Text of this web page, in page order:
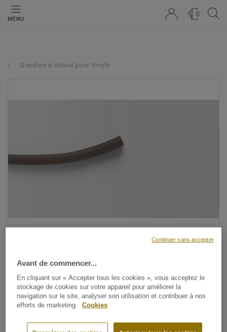
MENU
0
Soudure à chaud pour Vinyle
Avant de commencer...
En cliquant sur « Accepter tous les cookies », vous acceptez le
stockage de cookies sur votre appareil pour améliorer la
navigation sur le site, analyser son utilisation et contribuer à nos
efforts de marketing.
Cookies
Continuer sans accepter